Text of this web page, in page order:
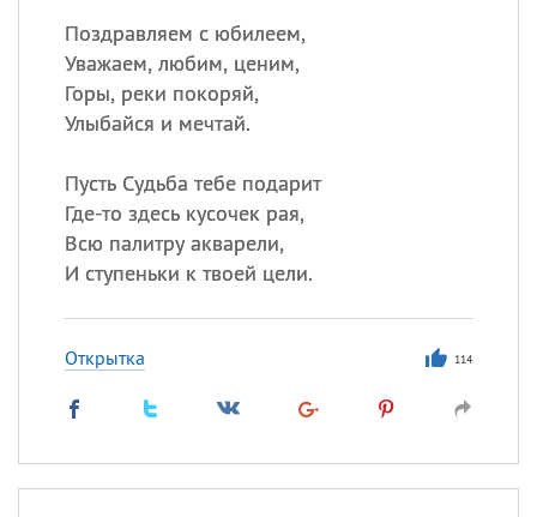
Поздравляем с юбилеем,
Уважаем, любим, ценим,
Горы, реки покоряй,
Улыбайся и мечтай.
Пусть Судьба тебе подарит
Где-то здесь кусочек рая,
Всю палитру акварели,
И ступеньки к твоей цели.
Открытка 114
Сегодня празднуют именины
Анфиса
Посмотреть значение